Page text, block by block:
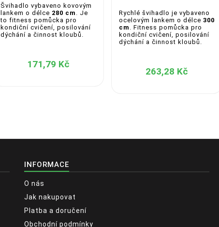
Švihadlo vybaveno kovovým
lankem o délce 280 cm
. Je
to fitness pomůcka pro
kondiční cvičení, posilování
dýchání a činnost kloubů.
171,79 Kč
Rychlé švihadlo je vybaveno
ocelovým lankem o délce 300
cm
. Fitness pomůcka pro
kondiční cvičení, posilování
dýchání a činnost kloubů.
263,28 Kč
INFORMACE
O nás
Jak nakupovat
Platba a doručení
Obchodní podmínky